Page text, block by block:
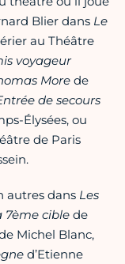
Blier dans Le
au Théâtre
voyageur
More de
de secours
Élysées, ou
de Paris
autres dans Les
7ème cible de
Michel Blanc,
d’Etienne